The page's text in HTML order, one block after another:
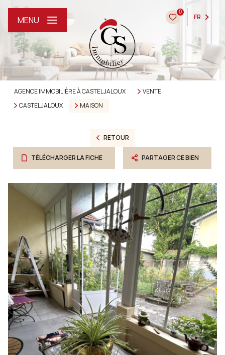
0
FR
MENU
AGENCE IMMOBILIÈRE À CASTELJALOUX
VENTE
CASTELJALOUX
MAISON
RETOUR
TÉLÉCHARGER LA FICHE PARTAGER CE BIEN